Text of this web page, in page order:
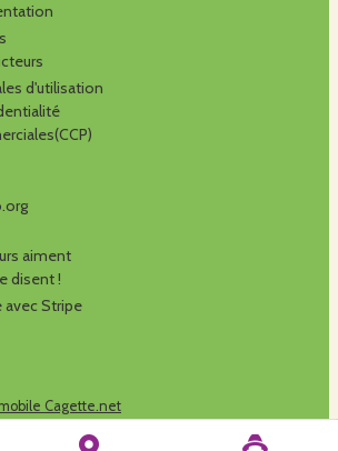
d'utilisation
aiment
disent !
avec Stripe
Cagette.net
par la SCOP Alilo